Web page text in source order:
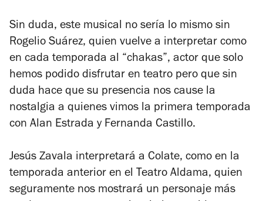
Sin duda, este musical no sería lo mismo sin
Rogelio Suárez, quien vuelve a interpretar como
en cada temporada al “chakas”, actor que solo
hemos podido disfrutar en teatro pero que sin
duda hace que su presencia nos cause la
nostalgia a quienes vimos la primera temporada
con Alan Estrada y Fernanda Castillo.
Jesús Zavala interpretará a Colate, como en la
temporada anterior en el Teatro Aldama, quien
seguramente nos mostrará un personaje más